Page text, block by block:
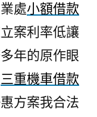
處小額借款
案利率低讓
年的原作眼
三重機車借款
方案我合法